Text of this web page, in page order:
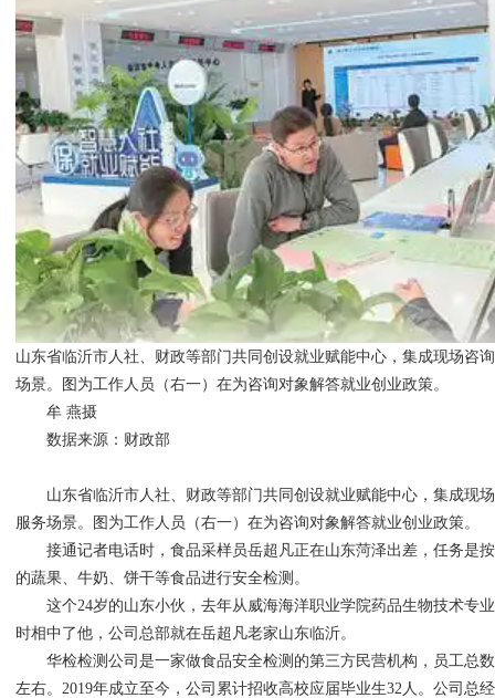
山东省临沂市人社、财政等部门共同创设就业赋能中心，集成现场咨
场景。图为工作人员（右一）在为咨询对象解答就业创业政策。
牟 燕摄
数据来源：财政部
山东省临沂市人社、财政等部门共同创设就业赋能中心，集成现
服务场景。图为工作人员（右一）在为咨询对象解答就业创业政
接通记者电话时，食品采样员岳超凡正在山东菏泽出差，任务是
的蔬果、牛奶、饼干等食品进行安全检测。
这个24岁的山东小伙，去年从威海海洋职业学院药品生物技术专
时相中了他，公司总部就在岳超凡老家山东临沂。
华检检测公司是一家做食品安全检测的第三方民营机构，员工总数
左右。2019年成立至今，公司累计招收高校应届毕业生32人。公司总